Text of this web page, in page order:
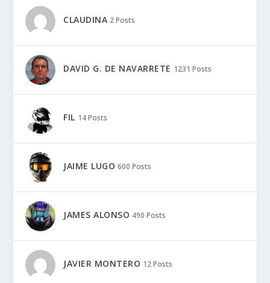
CLAUDINA 2 Posts
DAVID G. DE NAVARRETE 1231 Posts
FIL 14 Posts
JAIME LUGO 600 Posts
JAMES ALONSO 490 Posts
JAVIER MONTERO 12 Posts